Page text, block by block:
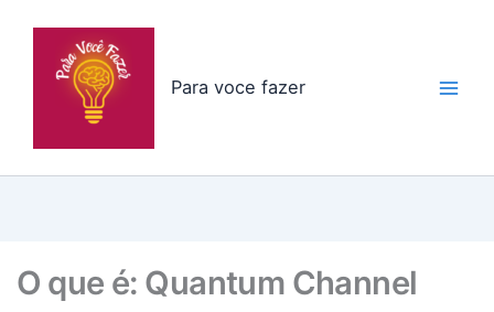
Para voce fazer
O que é: Quantum Channel